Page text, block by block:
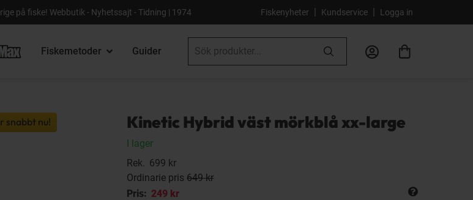
på fiske! Webbutik - Nyhetssajt - Tidning | 1974 Fiskenyheter | Kundservice | Logga in
Fiskemetoder Guider
snabbt nu! Kinetic Hybrid väst mörkblå xx-large
I lager
Rek. 699 kr
Ordinarie pris 649 kr
Pris: 249 kr